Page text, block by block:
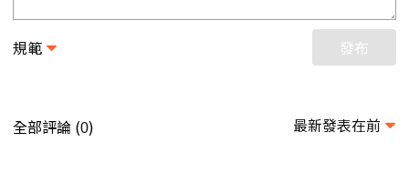
規範 發布
全部評論 (0) 最新發表在前